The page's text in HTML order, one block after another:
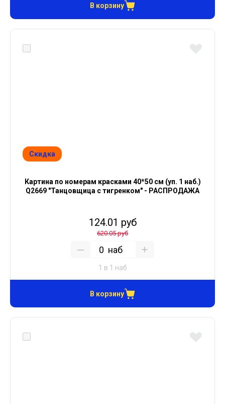
В корзину
Скидка
Картина по номерам красками 40*50 см (уп. 1 наб.)
Q2669 "Танцовщица с тигренком" - РАСПРОДАЖА
124.01 руб
620.05 руб
наб
1 в 1 наб
В корзину